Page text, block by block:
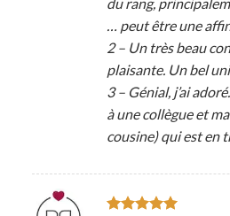
… peut être une
2 – Un très beau
plaisante. Un bel
3 – Génial, j’ai
à une collègue et
cousine) qui est en